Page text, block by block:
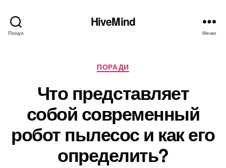
Пошук
HiveMind
Меню
Категорії
ПОРАДИ
Что представляет
собой современный
робот пылесос и как его
определить?